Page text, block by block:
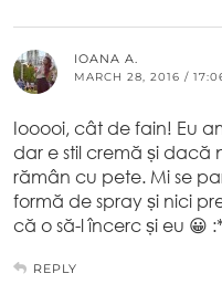
IOANA A.
MARCH 28, 2016 /
Iooooi, cât de fain! Eu
dar e stil cremă și dacă
rămân cu pete. Mi se
formă de spray și nici
că o să-l încerc și eu 😀 :*
REPLY